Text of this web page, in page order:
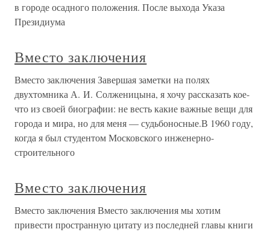
в городе осадного положения. После выхода Указа
Президиума
Вместо заключения
Вместо заключения Завершая заметки на полях
двухтомника А. И. Солженицына, я хочу рассказать кое-
что из своей биографии: не весть какие важные вещи для
города и мира, но для меня — судьбоносные.В 1960 году,
когда я был студентом Московского инженерно-
строительного
Вместо заключения
Вместо заключения Вместо заключения мы хотим
привести пространную цитату из последней главы книги